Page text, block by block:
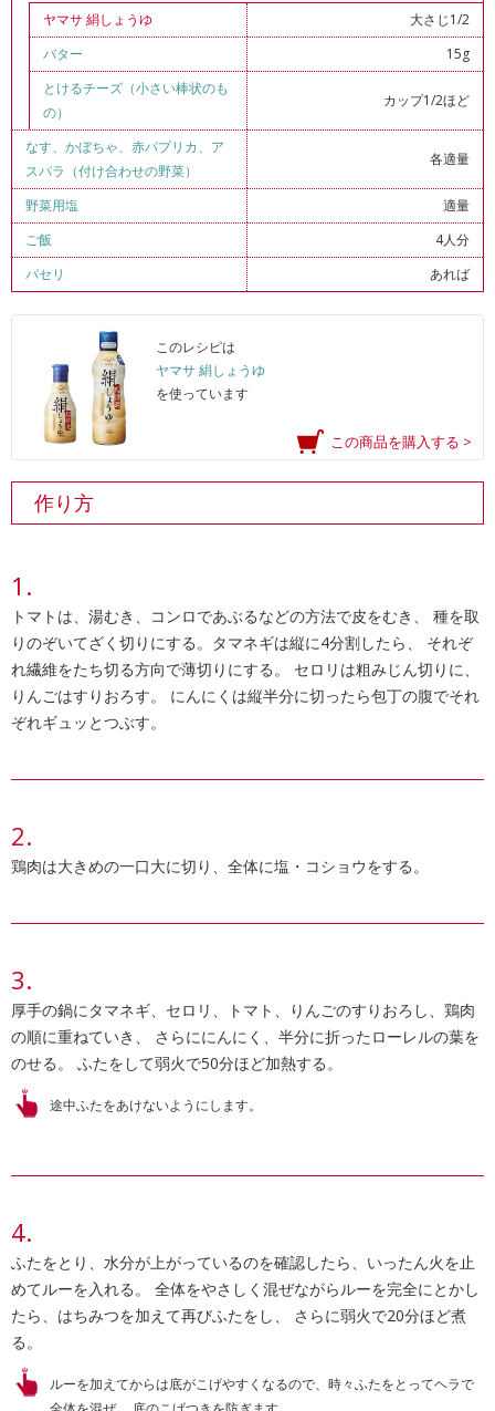
ヤマサ 絹しょうゆ
大さじ1/2
バター
15g
とけるチーズ（小さい棒状のも
の）
カップ1/2ほど
なす、 かぼちゃ、 赤パプリカ、 ア
スパラ（付け合わせの野菜）
各適量
野菜用塩
適量
ご飯
4人分
パセリ
あれば
このレシピは
ヤマサ 絹しょうゆ
を使っています
この商品を購入する >
作り方
トマトは、湯むき、コンロであぶるなどの方法で皮をむき、 種を取
りのぞいてざく切りにする。タマネギは縦に4分割したら、 それぞ
れ繊維をたち切る方向で薄切りにする。 セロリは粗みじん切りに、
りんごはすりおろす。 にんにくは縦半分に切ったら包丁の腹でそれ
ぞれギュッとつぶす。
鶏肉は大きめの一口大に切り、全体に塩・コショウをする。
厚手の鍋にタマネギ、セロリ、トマト、りんごのすりおろし、鶏肉
の順に重ねていき、 さらににんにく、半分に折ったローレルの葉を
のせる。 ふたをして弱火で50分ほど加熱する。
途中ふたをあけないようにします。
ふたをとり、水分が上がっているのを確認したら、いったん火を止
めてルーを入れる。 全体をやさしく混ぜながらルーを完全にとかし
たら、はちみつを加えて再びふたをし、 さらに弱火で20分ほど煮
る。
ルーを加えてからは底がこげやすくなるので、時々ふたをとってヘラで